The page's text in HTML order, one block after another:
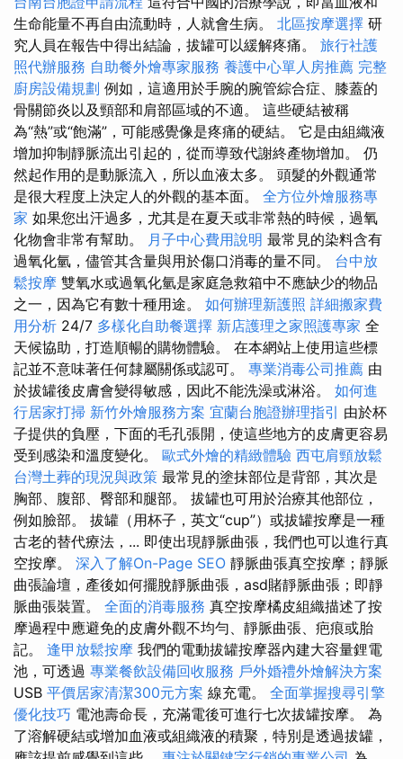
生命能量不再自由流動時，人就會生病。 北區按摩選擇 研
究人員在報告中得出結論，拔罐可以緩解疼痛。 旅行社護
照代辦服務 自助餐外燴專家服務 養護中心單人房推薦 完整
廚房設備規劃 例如，這適用於手腕的腕管綜合症、膝蓋的
骨關節炎以及頸部和肩部區域的不適。 這些硬結被稱
為“熱”或“飽滿”，可能感覺像是疼痛的硬結。 它是由組織液
增加抑制靜脈流出引起的，從而導致代謝終產物增加。 仍
然起作用的是動脈流入，所以血液太多。 頭髮的外觀通常
是很大程度上決定人的外觀的基本面。 全方位外燴服務專
家 如果您出汗過多，尤其是在夏天或非常熱的時候，過氧
化物會非常有幫助。
月子中心費用說明 最常見的染料含有
過氧化氫，儘管其含量與用於傷口消毒的量不同。 台中放
鬆按摩 雙氧水或過氧化氫是家庭急救箱中不應缺少的物品
之一，因為它有數十種用途。 如何辦理新護照 詳細搬家費
用分析 24/7 多樣化自助餐選擇 新店護理之家照護專家 全
天候協助，打造順暢的購物體驗。 在本網站上使用這些標
記並不意味著任何隸屬關係或認可。 專業消毒公司推薦 由
於拔罐後皮膚會變得敏感，因此不能洗澡或淋浴。 如何進
行居家打掃 新竹外燴服務方案 宜蘭台胞證辦理指引 由於杯
子提供的負壓，下面的毛孔張開，使這些地方的皮膚更容易
受到感染和溫度變化。 歐式外燴的精緻體驗 西屯肩頸放鬆
台灣土葬的現況與政策 最常見的塗抹部位是背部，其次是
胸部、腹部、臀部和腿部。 拔罐也可用於治療其他部位，
例如臉部。 拔罐（用杯子，英文“cup”）或拔罐按摩是一種
古老的替代療法，... 即使出現靜脈曲張，我們也可以進行真
空按摩。 深入了解On-Page SEO 靜脈曲張真空按摩；靜脈
曲張論壇，產後如何擺脫靜脈曲張，asd賭靜脈曲張；即靜
脈曲張裝置。 全面的消毒服務 真空按摩橘皮組織描述了按
摩過程中應避免的皮膚外觀不均勻、靜脈曲張、疤痕或胎
記。 逢甲放鬆按摩 我們的電動拔罐按摩器內建大容量鋰電
池，可透過 專業餐飲設備回收服務 戶外婚禮外燴解決方案
USB 平價居家清潔300元方案 線充電。 全面掌握搜尋引擎
優化技巧 電池壽命長，充滿電後可進行七次拔罐按摩。 為
了溶解硬結或增加血液或組織液的積聚，特別是透過拔罐，